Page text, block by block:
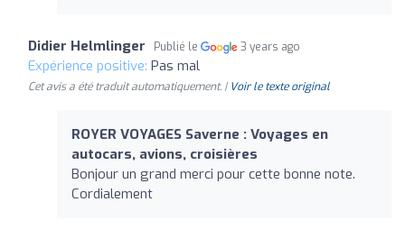
Didier Helmlinger Publié le 3 years ago
Expérience positive: Pas mal
Cet avis a été traduit automatiquement. | Voir le texte original
ROYER VOYAGES Saverne : Voyages en
autocars, avions, croisières
Bonjour un grand merci pour cette bonne note.
Cordialement